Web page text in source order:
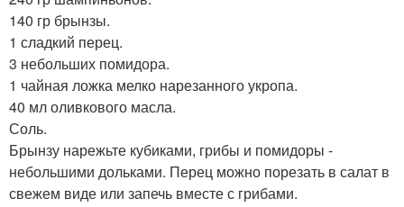
140 гр брынзы.
1 сладкий перец.
3 небольших помидора.
1 чайная ложка мелко нарезанного укропа.
40 мл оливкового масла.
Соль.
Брынзу нарежьте кубиками, грибы и помидоры -
небольшими дольками. Перец можно порезать в салат в
свежем виде или запечь вместе с грибами.